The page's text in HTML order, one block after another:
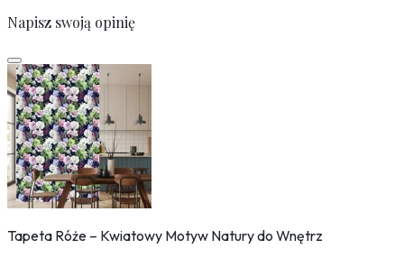
Napisz swoją opinię
Tapeta Róże – Kwiatowy Motyw Natury do Wnętrz